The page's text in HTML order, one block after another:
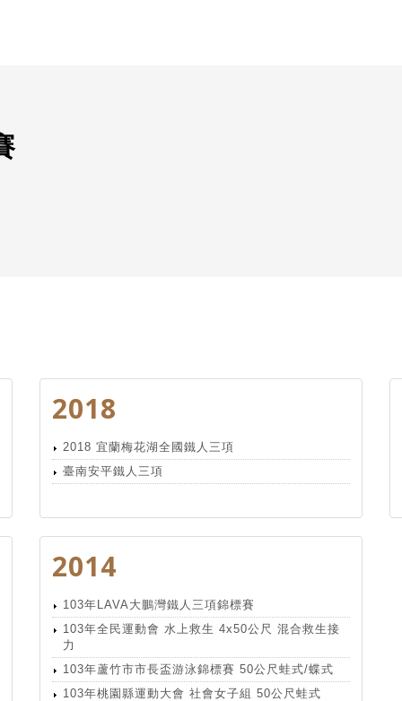
2018
2018 宜蘭梅花湖全國鐵人三項
臺南安平鐵人三項
2014
103年LAVA大鵬灣鐵人三項錦標賽
103年全民運動會 水上救生 4x50公尺 混合救生接
力
103年蘆竹市市長盃游泳錦標賽 50公尺蛙式/蝶式
103年桃園縣運動大會 社會女子組 50公尺蛙式